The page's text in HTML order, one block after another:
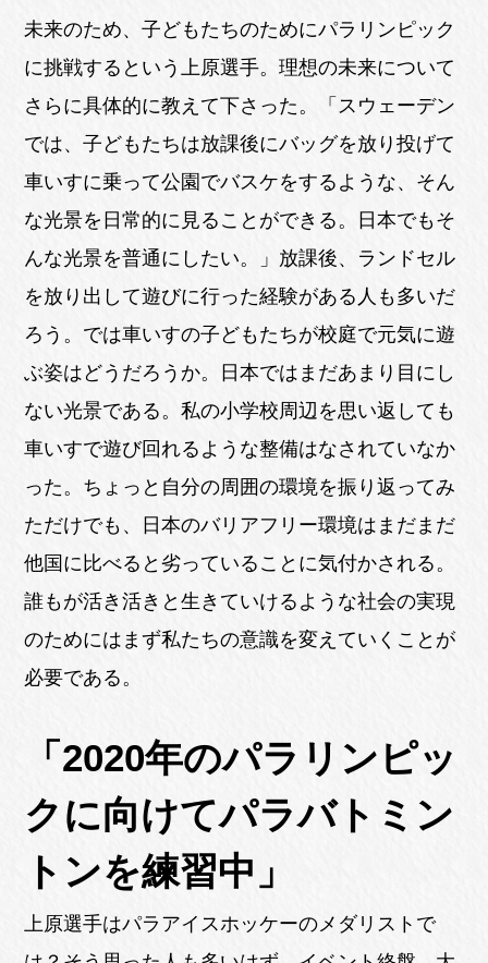
未来のため、子どもたちのためにパラリンピック
に挑戦するという上原選手。理想の未来について
さらに具体的に教えて下さった。「スウェーデン
では、子どもたちは放課後にバッグを放り投げて
車いすに乗って公園でバスケをするような、そん
な光景を日常的に見ることができる。日本でもそ
んな光景を普通にしたい。」放課後、ランドセル
を放り出して遊びに行った経験がある人も多いだ
ろう。では車いすの子どもたちが校庭で元気に遊
ぶ姿はどうだろうか。日本ではまだあまり目にし
ない光景である。私の小学校周辺を思い返しても
車いすで遊び回れるような整備はなされていなか
った。ちょっと自分の周囲の環境を振り返ってみ
ただけでも、日本のバリアフリー環境はまだまだ
他国に比べると劣っていることに気付かされる。
誰もが活き活きと生きていけるような社会の実現
のためにはまず私たちの意識を変えていくことが
必要である。
「2020年のパラリンピッ
クに向けてパラバトミン
トンを練習中」
上原選手はパラアイスホッケーのメダリストで